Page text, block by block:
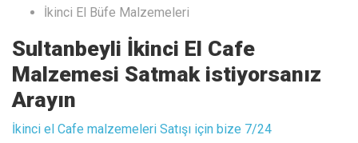
İkinci El Büfe Malzemeleri
Sultanbeyli İkinci El Cafe
Malzemesi Satmak istiyorsanız
Arayın
İkinci el Cafe malzemeleri Satışı için bize 7/24